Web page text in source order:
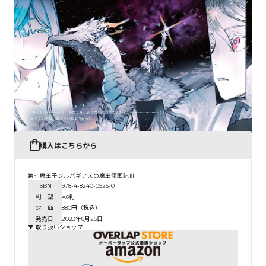
購入はこちらから
第七魔王子ジルバギアスの魔王傾国記Ⅲ
ISBN
978-4-8240-0525-0
判 型
A6判
定 価
880円（税込）
発売日
2023年6月25日
▼ 取り扱いショップ